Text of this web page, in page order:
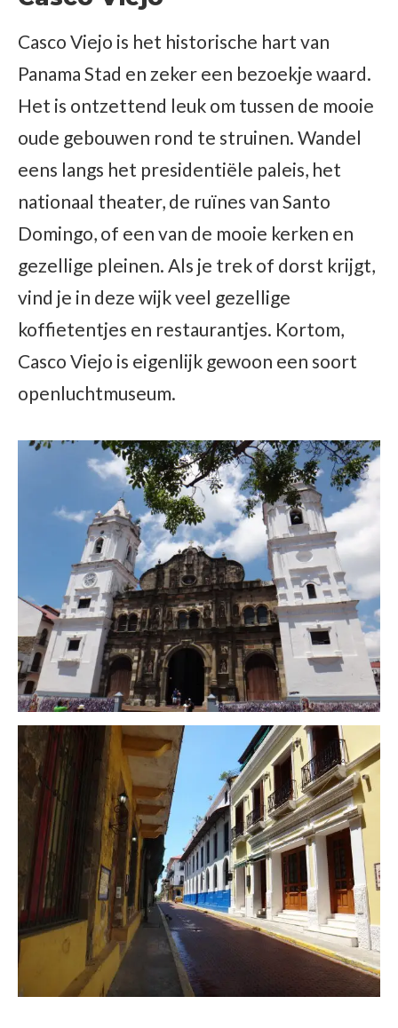
Casco Viejo is het historische hart van
Panama Stad en zeker een bezoekje waard.
Het is ontzettend leuk om tussen de mooie
oude gebouwen rond te struinen. Wandel
eens langs het presidentiële paleis, het
nationaal theater, de ruïnes van Santo
Domingo, of een van de mooie kerken en
gezellige pleinen. Als je trek of dorst krijgt,
vind je in deze wijk veel gezellige
koffietentjes en restaurantjes. Kortom,
Casco Viejo is eigenlijk gewoon een soort
openluchtmuseum.